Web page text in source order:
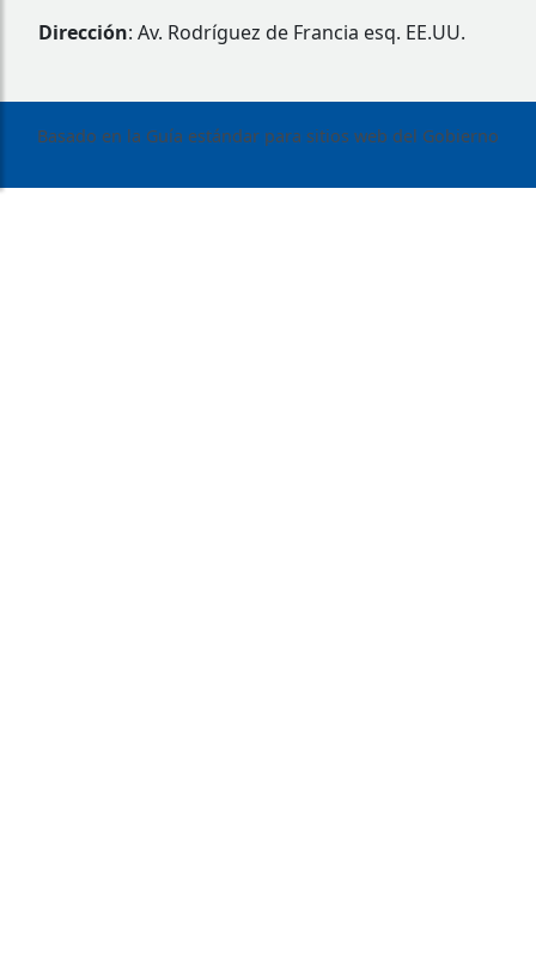
Dirección: Av. Rodríguez de Francia esq. EE.UU.
Basado en la Guía estándar para sitios web del Gobierno